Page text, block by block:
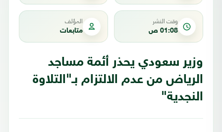
وقت النشر
01:08 ص
المؤلف
متابعات
وزير سعودي يحذر أئمة مساجد
الرياض من عدم الالتزام بـ"التلاوة
النجدية"